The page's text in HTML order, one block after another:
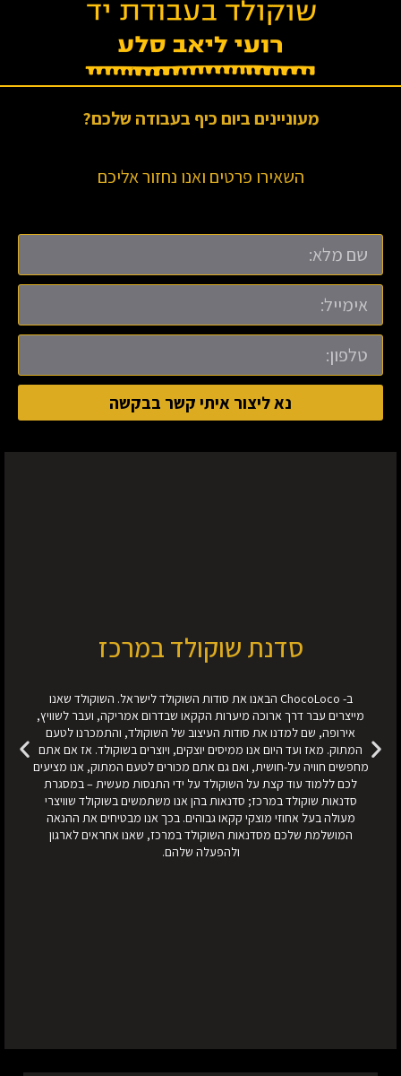
מעוניינים ביום כיף בעבודה שלכם?
השאירו פרטים ואנו נחזור אליכם
נא ליצור איתי קשר בבקשה
סדנת שוקולד במרכז
ב- ChocoLoco הבאנו את סודות השוקולד לישראל. השוקולד שאנו
מייצרים עבר דרך ארוכה מיערות הקקאו שבדרום אמריקה, ועבר לשוויץ,
אירופה, שם למדנו את סודות העיצוב של השוקולד, והתמכרנו לטעם
המתוק. מאז ועד היום אנו ממיסים יוצקים, ויוצרים בשוקולד. אז אם אתם
מחפשים חוויה על-חושית, ואם גם אתם מכורים לטעם המתוק, אנו מציעים
לכם ללמוד עוד קצת על השוקולד על ידי התנסות מעשית – במסגרת
סדנאות שוקולד במרכז; סדנאות בהן אנו משתמשים בשוקולד שוויצרי
מעולה בעל אחוזי מוצקי קקאו גבוהים. בכך אנו מבטיחים את ההנאה
המושלמת שלכם מסדנאות השוקולד במרכז, שאנו אחראים לארגון
ולהפעלה שלהם.